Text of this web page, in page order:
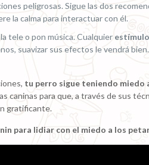
peligrosas. Sigue las dos
la calma para interactuar con él.
tele o pon música. Cualquier
suavizar sus efectos le vendrá
tu perro sigue teniendo miedo
caninas para que, a través de sus
gratificante.
para lidiar con el miedo a los